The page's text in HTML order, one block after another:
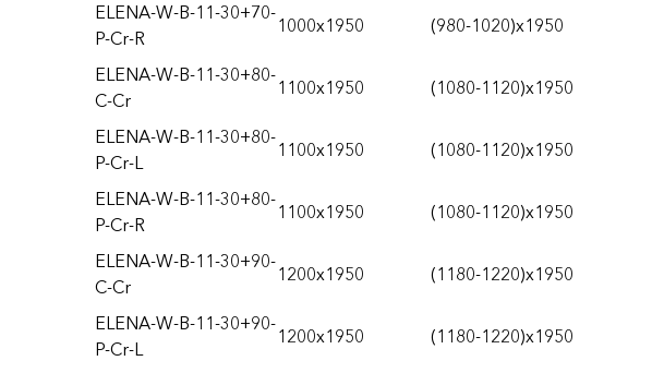
ELENA-W-B-11-30+70-
P-Cr-R
1000x1950 (980-1020)х1950
ELENA-W-B-11-30+80-
C-Cr
1100x1950 (1080-1120)х1950
ELENA-W-B-11-30+80-
P-Cr-L
1100x1950 (1080-1120)х1950
ELENA-W-B-11-30+80-
P-Cr-R
1100x1950 (1080-1120)х1950
ELENA-W-B-11-30+90-
C-Cr
1200x1950 (1180-1220)х1950
ELENA-W-B-11-30+90-
P-Cr-L
1200x1950 (1180-1220)х1950